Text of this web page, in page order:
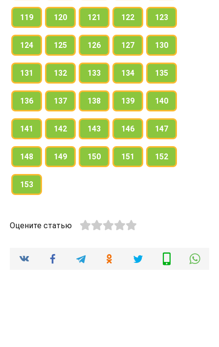
119 120 121 122 123
124 125 126 127 130
131 132 133 134 135
136 137 138 139 140
141 142 143 146 147
148 149 150 151 152
153
Оцените статью